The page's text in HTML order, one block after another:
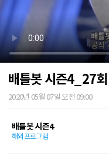
배틀봇 시즌4_27회
2020년 05월 07일 오전 09:00
배틀봇 시즌4
해외프로그램